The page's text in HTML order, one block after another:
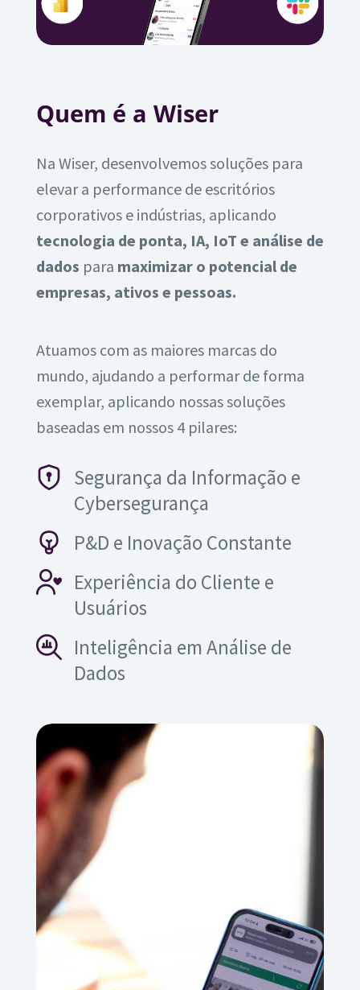
Quem é a Wiser
Na Wiser, desenvolvemos soluções para
elevar a performance de escritórios
corporativos e indústrias, aplicando
tecnologia de ponta, IA, IoT e análise de
dados para maximizar o potencial de
empresas, ativos e pessoas.
Atuamos com as maiores marcas do
mundo, ajudando a performar de forma
exemplar, aplicando nossas soluções
baseadas em nossos 4 pilares:
Segurança da Informação e
Cybersegurança
P&D e Inovação Constante
Experiência do Cliente e
Usuários
Inteligência em Análise de
Dados